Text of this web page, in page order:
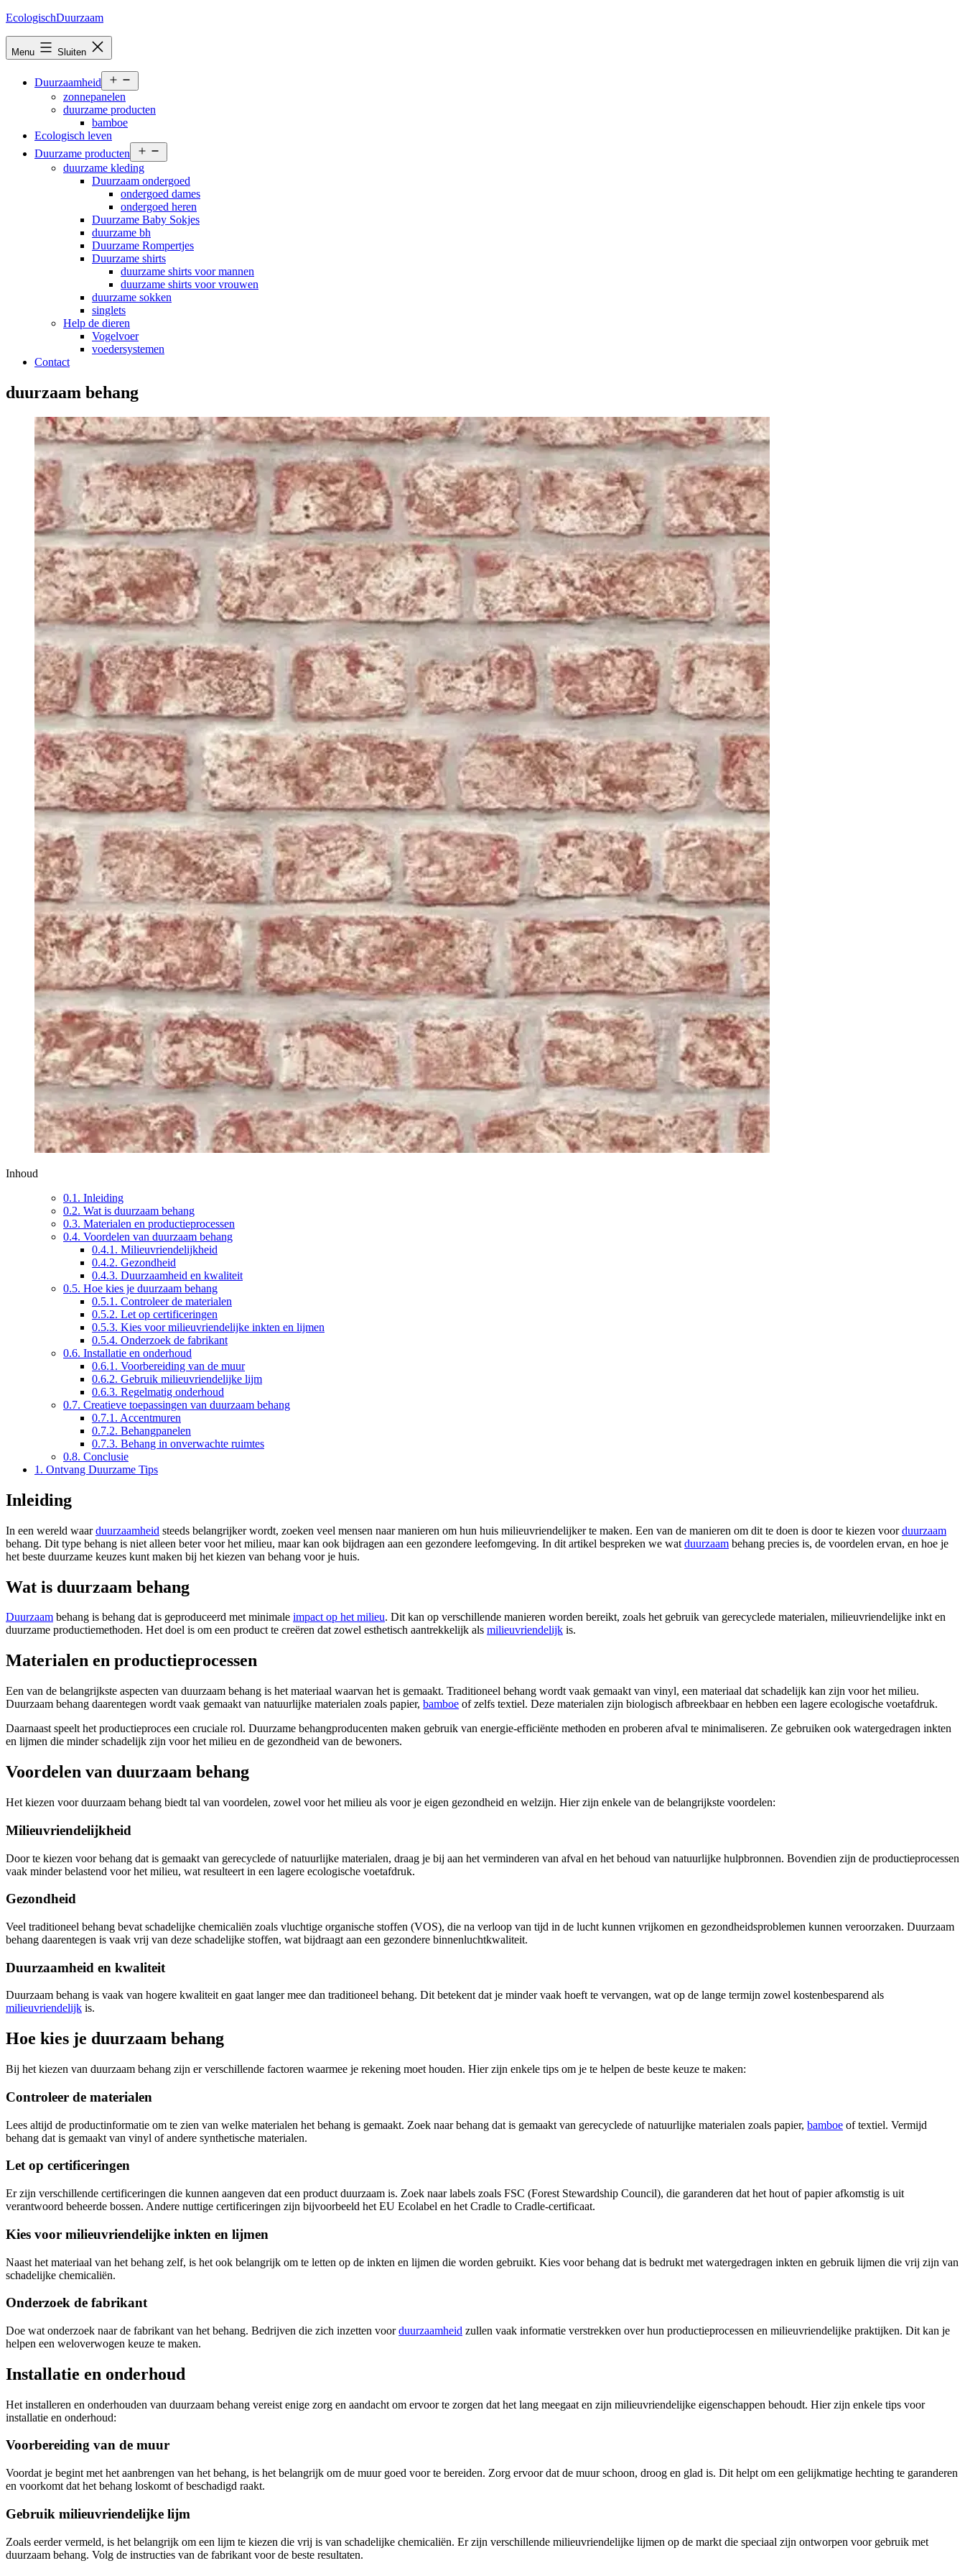
Ga
inhoud
EcologischDuurzaam
Menu Sluiten
Duurzaamheid
menu
zonnepanelen
duurzame producten
bamboe
Ecologisch leven
Duurzame producten
menu
duurzame kleding
Duurzaam ondergoed
ondergoed dames
ondergoed heren
Duurzame Baby Sokjes
duurzame bh
Duurzame Rompertjes
Duurzame shirts
duurzame shirts voor mannen
duurzame shirts voor vrouwen
duurzame sokken
singlets
Help de dieren
Vogelvoer
voedersystemen
Contact
duurzaam behang
Inhoud
0.1. Inleiding
0.2. Wat is duurzaam behang
0.3. Materialen en productieprocessen
0.4. Voordelen van duurzaam behang
0.4.1. Milieuvriendelijkheid
0.4.2. Gezondheid
0.4.3. Duurzaamheid en kwaliteit
0.5. Hoe kies je duurzaam behang
0.5.1. Controleer de materialen
0.5.2. Let op certificeringen
0.5.3. Kies voor milieuvriendelijke inkten en lijmen
0.5.4. Onderzoek de fabrikant
0.6. Installatie en onderhoud
0.6.1. Voorbereiding van de muur
0.6.2. Gebruik milieuvriendelijke lijm
0.6.3. Regelmatig onderhoud
0.7. Creatieve toepassingen van duurzaam behang
0.7.1. Accentmuren
0.7.2. Behangpanelen
0.7.3. Behang in onverwachte ruimtes
0.8. Conclusie
1. Ontvang Duurzame Tips
Inleiding
In een wereld waarduurzaamheid steeds belangrijker wordt, zoeken veel mensen naar manieren om hun huis milieuvriendelijker te maken. Een van de manieren om dit te doen is door te kiezen voorduurzaam
behang. Dit type behang is niet alleen beter voor het milieu, maar kan ook bijdragen aan een gezondere leefomgeving. In dit artikel bespreken we wat duurzaam behang precies is, de voordelen ervan, en hoe je
het beste duurzame keuzes kunt maken bij het kiezen van behang voor je huis.
Wat is duurzaam behang
Duurzaam behang is behang dat is geproduceerd met minimale impact op het milieu. Dit kan op verschillende manieren worden bereikt, zoals het gebruik van gerecyclede materialen, milieuvriendelijke inkt en
duurzame productiemethoden. Het doel is om een product te creëren dat zowel esthetisch aantrekkelijk als milieuvriendelijk is.
Materialen en productieprocessen
Een van de belangrijkste aspecten van duurzaam behang is het materiaal waarvan het is gemaakt. Traditioneel behang wordt vaak gemaakt van vinyl, een materiaal dat schadelijk kan zijn voor het milieu.
Duurzaam behang daarentegen wordt vaak gemaakt van natuurlijke materialen zoals papier, bamboe of zelfs textiel. Deze materialen zijn biologisch afbreekbaar en hebben een lagere ecologische voetafdruk.
Daarnaast speelt het productieproces een cruciale rol. Duurzame behangproducenten maken gebruik van energie-efficiënte methoden en proberen afval te minimaliseren. Ze gebruiken ook watergedragen inkten
en lijmen die minder schadelijk zijn voor het milieu en de gezondheid van de bewoners.
Voordelen van duurzaam behang
Het kiezen voor duurzaam behang biedt tal van voordelen, zowel voor het milieu als voor je eigen gezondheid en welzijn. Hier zijn enkele van de belangrijkste voordelen:
Milieuvriendelijkheid
Door te kiezen voor behang dat is gemaakt van gerecyclede of natuurlijke materialen, draag je bij aan het verminderen van afval en het behoud van natuurlijke hulpbronnen. Bovendien zijn de productieprocessen
vaak minder belastend voor het milieu, wat resulteert in een lagere ecologische voetafdruk.
Gezondheid
Veel traditioneel behang bevat schadelijke chemicaliën zoals vluchtige organische stoffen (VOS), die na verloop van tijd in de lucht kunnen vrijkomen en gezondheidsproblemen kunnen veroorzaken. Duurzaam
behang daarentegen is vaak vrij van deze schadelijke stoffen, wat bijdraagt aan een gezondere binnenluchtkwaliteit.
Duurzaamheid en kwaliteit
Duurzaam behang is vaak van hogere kwaliteit en gaat langer mee dan traditioneel behang. Dit betekent dat je minder vaak hoeft te vervangen, wat op de lange termijn zowel kostenbesparend als
milieuvriendelijk is.
Hoe kies je duurzaam behang
Bij het kiezen van duurzaam behang zijn er verschillende factoren waarmee je rekening moet houden. Hier zijn enkele tips om je te helpen de beste keuze te maken:
Controleer de materialen
Lees altijd de productinformatie om te zien van welke materialen het behang is gemaakt. Zoek naar behang dat is gemaakt van gerecyclede of natuurlijke materialen zoals papier, bamboe of textiel. Vermijd
behang dat is gemaakt van vinyl of andere synthetische materialen.
Let op certificeringen
Er zijn verschillende certificeringen die kunnen aangeven dat een product duurzaam is. Zoek naar labels zoals FSC (Forest Stewardship Council), die garanderen dat het hout of papier afkomstig is uit
verantwoord beheerde bossen. Andere nuttige certificeringen zijn bijvoorbeeld het EU Ecolabel en het Cradle to Cradle-certificaat.
Kies voor milieuvriendelijke inkten en lijmen
Naast het materiaal van het behang zelf, is het ook belangrijk om te letten op de inkten en lijmen die worden gebruikt. Kies voor behang dat is bedrukt met watergedragen inkten en gebruik lijmen die vrij zijn van
schadelijke chemicaliën.
Onderzoek de fabrikant
Doe wat onderzoek naar de fabrikant van het behang. Bedrijven die zich inzetten voorduurzaamheid zullen vaak informatie verstrekken over hun productieprocessen en milieuvriendelijke praktijken. Dit kan je
helpen een weloverwogen keuze te maken.
Installatie en onderhoud
Het installeren en onderhouden van duurzaam behang vereist enige zorg en aandacht om ervoor te zorgen dat het lang meegaat en zijn milieuvriendelijke eigenschappen behoudt. Hier zijn enkele tips voor
installatie en onderhoud:
Voorbereiding van de muur
Voordat je begint met het aanbrengen van het behang, is het belangrijk om de muur goed voor te bereiden. Zorg ervoor dat de muur schoon, droog en glad is. Dit helpt om een gelijkmatige hechting te garanderen
en voorkomt dat het behang loskomt of beschadigd raakt.
Gebruik milieuvriendelijke lijm
Zoals eerder vermeld, is het belangrijk om een lijm te kiezen die vrij is van schadelijke chemicaliën. Er zijn verschillende milieuvriendelijke lijmen op de markt die speciaal zijn ontworpen voor gebruik met
duurzaam behang. Volg de instructies van de fabrikant voor de beste resultaten.